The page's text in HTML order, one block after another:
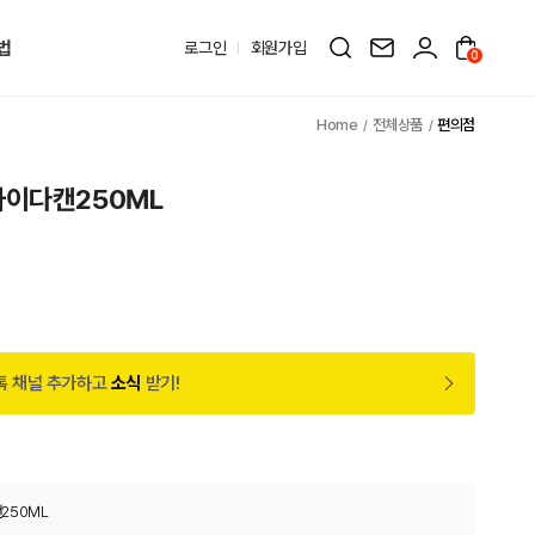
로그인 회원가입 0
전체상품 편의점
이다캔250ML
채널 추가하고소식 받기!
250ML